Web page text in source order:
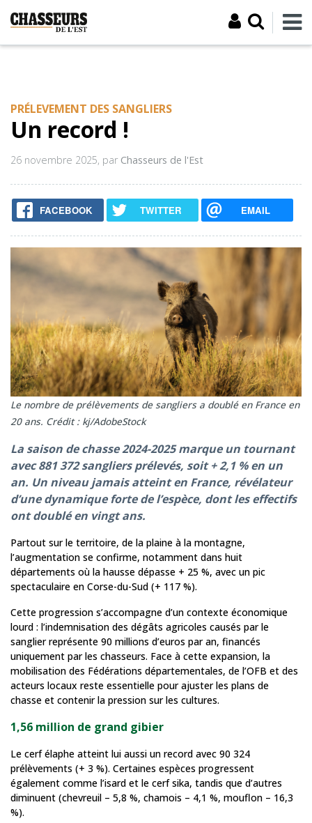
PRÉLEVEMENT DES SANGLIERS
Un record !
26 novembre 2025, par Chasseurs de l'Est
FACEBOOK TWITTER EMAIL
Le nombre de prélèvements de sangliers a doublé en France en
20 ans. Crédit : kj/AdobeStock
La saison de chasse 2024-2025 marque un tournant
avec 881 372 sangliers prélevés, soit + 2,1 % en un
an. Un niveau jamais atteint en France, révélateur
d’une dynamique forte de l’espèce, dont les effectifs
ont doublé en vingt ans.
Partout sur le territoire, de la plaine à la montagne,
l’augmentation se confirme, notamment dans huit
départements où la hausse dépasse + 25 %, avec un pic
spectaculaire en Corse-du-Sud (+ 117 %).
Cette progression s’accompagne d’un contexte économique
lourd : l’indemnisation des dégâts agricoles causés par le
sanglier représente 90 millions d’euros par an, financés
uniquement par les chasseurs. Face à cette expansion, la
mobilisation des Fédérations départementales, de l’OFB et des
acteurs locaux reste essentielle pour ajuster les plans de
chasse et contenir la pression sur les cultures.
1,56 million de grand gibier
Le cerf élaphe atteint lui aussi un record avec 90 324
prélèvements (+ 3 %). Certaines espèces progressent
également comme l’isard et le cerf sika, tandis que d’autres
diminuent (chevreuil – 5,8 %, chamois – 4,1 %, mouflon – 16,3
%).